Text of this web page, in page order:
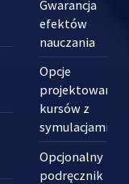
Gwarancja
efektów
nauczania
Opcje
projektowania
kursów z
symulacjami
Opcjonalny
podręcznik